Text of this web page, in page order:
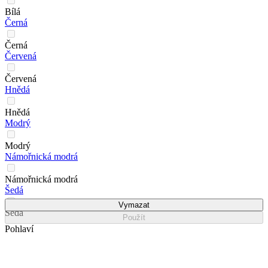
Bílá
Černá
Černá
Červená
Červená
Hnědá
Hnědá
Modrý
Modrý
Námořnická modrá
Námořnická modrá
Šedá
Šedá
Vymazat
Použít
Pohlaví